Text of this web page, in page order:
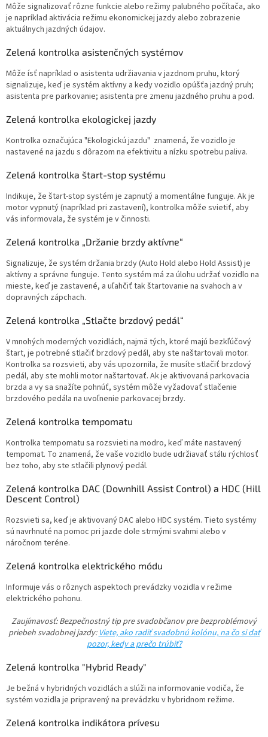
Môže signalizovať rôzne funkcie alebo režimy palubného počítača, ako
je napríklad aktivácia režimu ekonomickej jazdy alebo zobrazenie
aktuálnych jazdných údajov.
Zelená kontrolka asistenčných systémov
Môže ísť napríklad o asistenta udržiavania v jazdnom pruhu, ktorý
signalizuje, keď je systém aktívny a kedy vozidlo opúšťa jazdný pruh;
asistenta pre parkovanie; asistenta pre zmenu jazdného pruhu a pod.
Zelená kontrolka ekologickej jazdy
Kontrolka označujúca "Ekologickú jazdu" znamená, že vozidlo je
nastavené na jazdu s dôrazom na efektivitu a nízku spotrebu paliva.
Zelená kontrolka štart-stop systému
Indikuje, že štart-stop systém je zapnutý a momentálne funguje. Ak je
motor vypnutý (napríklad pri zastavení), kontrolka môže svietiť, aby
vás informovala, že systém je v činnosti.
Zelená kontrolka „Držanie brzdy aktívne“
Signalizuje, že systém držania brzdy (Auto Hold alebo Hold Assist) je
aktívny a správne funguje. Tento systém má za úlohu udržať vozidlo na
mieste, keď je zastavené, a uľahčiť tak štartovanie na svahoch a v
dopravných zápchach.
Zelená kontrolka „Stlačte brzdový pedál“
V mnohých moderných vozidlách, najmä tých, ktoré majú bezkľúčový
štart, je potrebné stlačiť brzdový pedál, aby ste naštartovali motor.
Kontrolka sa rozsvieti, aby vás upozornila, že musíte stlačiť brzdový
pedál, aby ste mohli motor naštartovať. Ak je aktivovaná parkovacia
brzda a vy sa snažíte pohnúť, systém môže vyžadovať stlačenie
brzdového pedála na uvoľnenie parkovacej brzdy.
Zelená kontrolka tempomatu
Kontrolka tempomatu sa rozsvieti na modro, keď máte nastavený
tempomat. To znamená, že vaše vozidlo bude udržiavať stálu rýchlosť
bez toho, aby ste stlačili plynový pedál.
Zelená kontrolka DAC (Downhill Assist Control) a HDC (Hill
Descent Control)
Rozsvieti sa, keď je aktivovaný DAC alebo HDC systém. Tieto systémy
sú navrhnuté na pomoc pri jazde dole strmými svahmi alebo v
náročnom teréne.
Zelená kontrolka elektrického módu
Informuje vás o rôznych aspektoch prevádzky vozidla v režime
elektrického pohonu.
Zaujímavosť: Bezpečnostný tip pre svadobčanov pre bezproblémový
priebeh svadobnej jazdy:Viete, ako radiť svadobnú kolónu, na čo si dať
pozor, kedy a prečo trúbiť?
Zelená kontrolka "Hybrid Ready"
Je bežná v hybridných vozidlách a slúži na informovanie vodiča, že
systém vozidla je pripravený na prevádzku v hybridnom režime.
Zelená kontrolka indikátora prívesu